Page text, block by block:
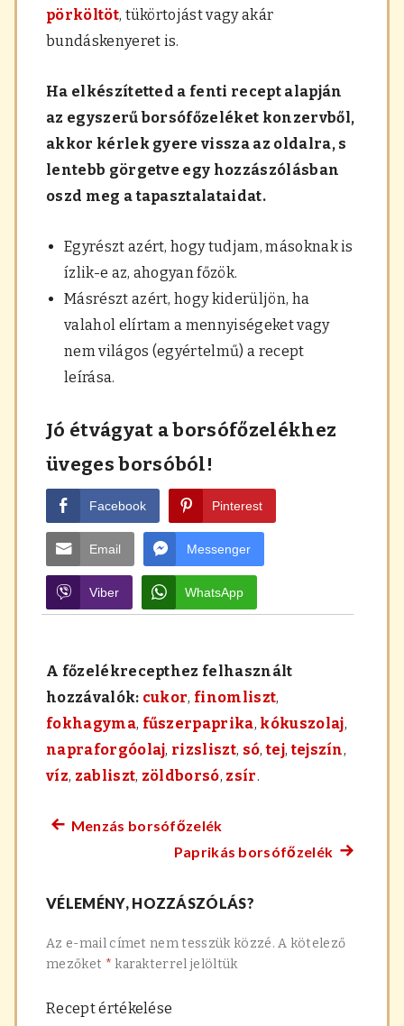
pörköltöt, tükörtojást vagy akár
bundáskenyeret is.
Ha elkészítetted a fenti recept alapján
az egyszerű borsófőzeléket konzervből,
akkor kérlek gyere vissza az oldalra, s
lentebb görgetve egy hozzászólásban
oszd meg a tapasztalataidat.
Egyrészt azért, hogy tudjam, másoknak is
ízlik-e az, ahogyan főzök.
Másrészt azért, hogy kiderüljön, ha
valahol elírtam a mennyiségeket vagy
nem világos (egyértelmű) a recept
leírása.
Jó étvágyat a borsófőzelékhez
üveges borsóból!
Facebook Pinterest
Email Messenger
Viber WhatsApp
A főzelékrecepthez felhasznált
hozzávalók: cukor, finomliszt,
fokhagyma, fűszerpaprika, kókuszolaj,
napraforgóolaj, rizsliszt, só,tej,tejszín,
víz, zabliszt, zöldborsó, zsír.
Bejegyzés
Előző
Menzás borsófőzelék
Paprikás borsófőzelék
VÉLEMÉNY, HOZZÁSZÓLÁS?
Az e-mail címet nem tesszük közzé. A kötelező
mezőket * karakterrel jelöltük
Recept értékelése